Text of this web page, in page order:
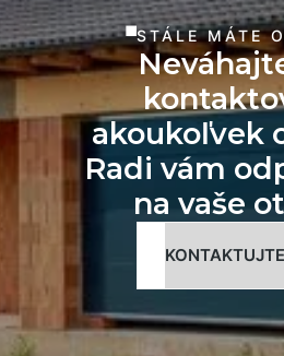
STÁLE MÁTE
akoukoľvek
Radi vám
na vaše